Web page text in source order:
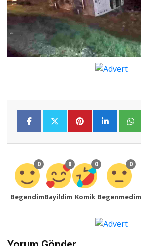
0
Begendim
0
Bayildim
0
Komik
0
Begenmedim